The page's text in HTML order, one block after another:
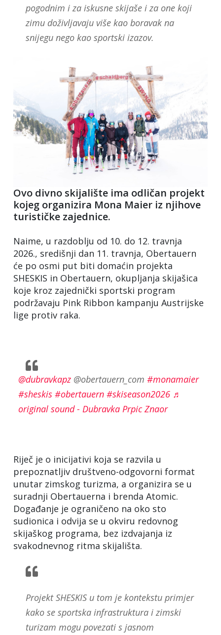
pogodnim i za iskusne skijaše i za one koji
zimu doživljavaju više kao boravak na
snijegu nego kao sportski izazov.
Ovo divno skijalište ima odličan projekt
kojeg organizira Mona Maier iz njihove
turističke zajednice.
Naime, u razdoblju od 10. do 12. travnja
2026., središnji dan 11. travnja, Obertauern
će po osmi put biti domaćin projekta
SHESKIS in Obertauern, okupljanja skijašica
koje kroz zajednički sportski program
podržavaju Pink Ribbon kampanju Austrijske
lige protiv raka.
@dubravkapz @obertauern_com #monamaier
#sheskis #obertauern #skiseason2026 ♬
original sound - Dubravka Prpic Znaor
Riječ je o inicijativi koja se razvila u
prepoznatljiv društveno-odgovorni format
unutar zimskog turizma, a organizira se u
suradnji Obertauerna i brenda Atomic.
Događanje je ograničeno na oko sto
sudionica i odvija se u okviru redovnog
skijaškog programa, bez izdvajanja iz
svakodnevnog ritma skijališta.
Projekt SHESKIS u tom je kontekstu primjer
kako se sportska infrastruktura i zimski
turizam mogu povezati s jasnom